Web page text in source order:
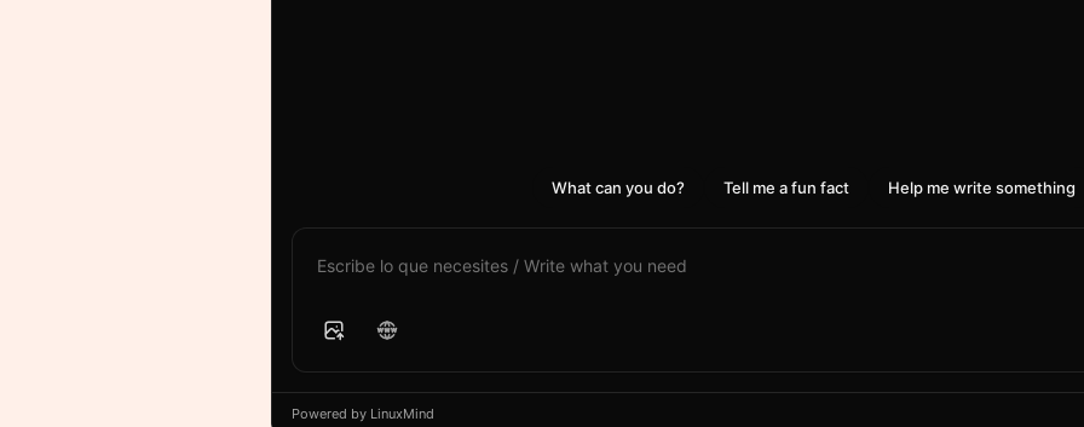
What can you do? Tell me a fun fact Help me write something
Powered by LinuxMind